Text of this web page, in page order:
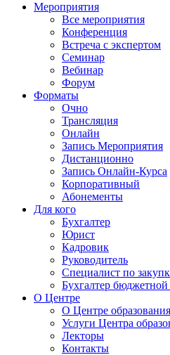
Мероприятия
Все мероприятия
Конференция
Встреча с экспертом
Семинар
Вебинар
Форум
Форматы
Очно
Трансляция
Онлайн
Запись Мероприятия
Дистанционно
Запись Онлайн-Курса
Корпоративный
Абонементы
Для кого
Бухгалтер
Юрист
Кадровик
Руководитель
Специалист по
Бухгалтер бюджетной
О Центре
О Центре
Услуги Центра
Лекторы
Контакты